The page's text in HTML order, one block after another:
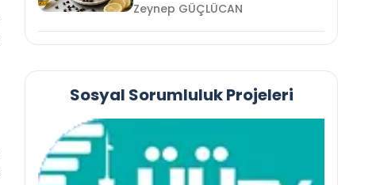
Zeynep GÜÇLÜCAN
Sosyal Sorumluluk Projeleri